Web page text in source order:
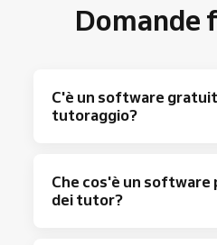
Domande
C'è un software
tutoraggio?
un piano gratuito che
prenotazioni mensili,
Che cos'è un software
dei tutor?